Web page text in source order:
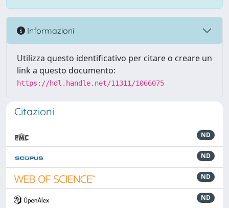
Informazioni
Utilizza questo identificativo per citare o creare un
link a questo documento:
https://hdl.handle.net/11311/1066075
Citazioni
ND
ND
ND
ND